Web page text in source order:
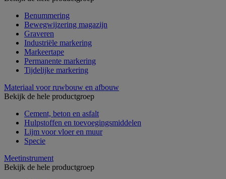
Benummering
Bewegwijzering magazijn
Graveren
Industriële markering
Markeertape
Permanente markering
Tijdelijke markering
Materiaal voor ruwbouw en afbouw
Bekijk de hele productgroep
Cement, beton en asfalt
Hulpstoffen en toevoegingsmiddelen
Lijm voor vloer en muur
Specie
Meetinstrument
Bekijk de hele productgroep